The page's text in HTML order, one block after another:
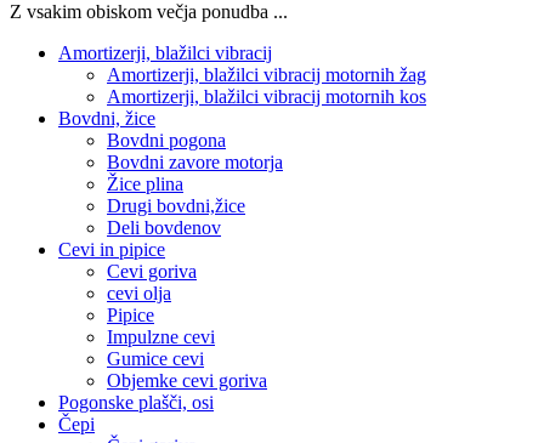
Z vsakim obiskom večja ponudba ...
Amortizerji, blažilci vibracij
Amortizerji, blažilci vibracij motornih žag
Amortizerji, blažilci vibracij motornih kos
Bovdni, žice
Bovdni pogona
Bovdni zavore motorja
Žice plina
Drugi bovdni,žice
Deli bovdenov
Cevi in pipice
Cevi goriva
cevi olja
Pipice
Impulzne cevi
Gumice cevi
Objemke cevi goriva
Pogonske plašči, osi
Čepi